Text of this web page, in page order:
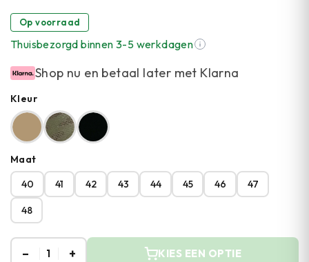
Op voorraad
Thuisbezorgd binnen 3-5 werkdagen
Shop nu en betaal later met Klarna
Kleur
Maat
40
41 42 43 44 45 46 47
48
– 1 + KIES EEN OPTIE